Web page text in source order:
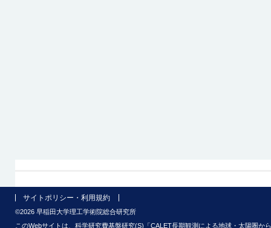
サイトポリシー・利用規約
©2026 早稲田大学理工学術院総合研究所
このWebサイトは、科学研究費基盤研究(S)「CALET長期観測による地球・太陽圏